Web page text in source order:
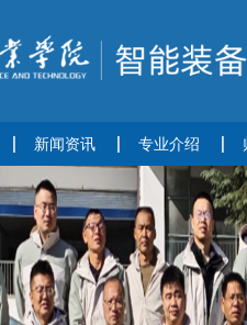
新闻资讯 专业介绍